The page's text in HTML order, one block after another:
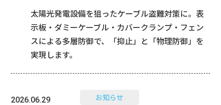
太陽光発電設備を狙ったケーブル盗難対策に。表
示板・ダミーケーブル・カバークランプ・フェン
スによる多層防御で、「抑止」と「物理防御」を
実現します。
2026.06.29 お知らせ